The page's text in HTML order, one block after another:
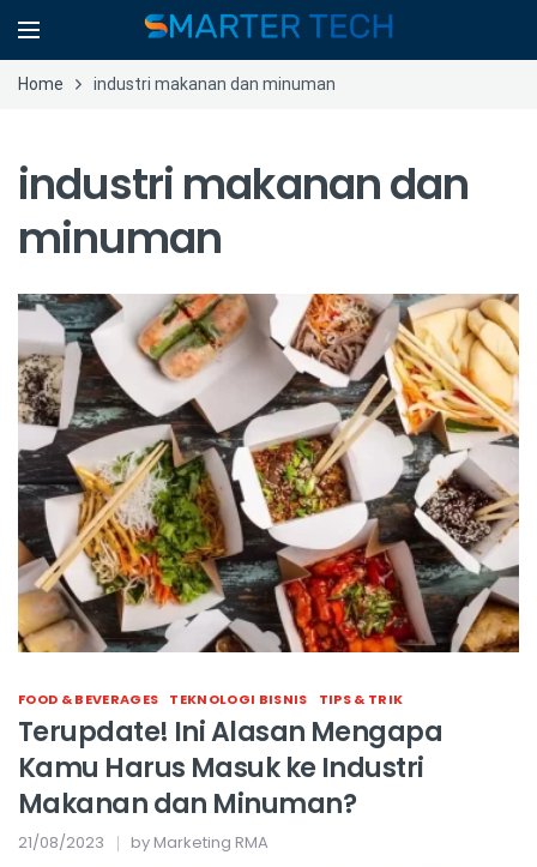
Home industri makanan dan minuman
industri makanan dan
minuman
FOOD & BEVERAGES TEKNOLOGI BISNIS TIPS & TRIK
Terupdate! Ini Alasan Mengapa
Kamu Harus Masuk ke Industri
Makanan dan Minuman?
21/08/2023 by Marketing RMA